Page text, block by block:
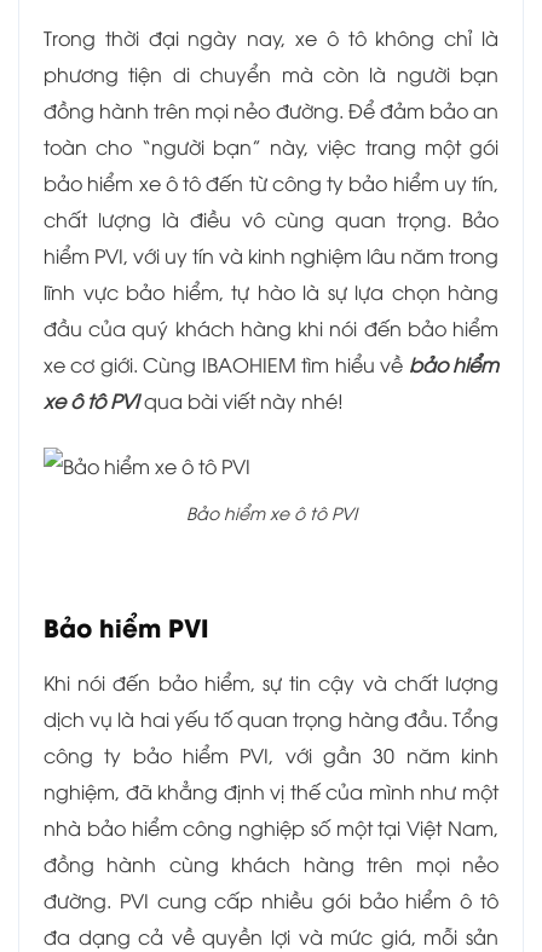
Trong thời đại ngày nay, xe ô tô không chỉ là
phương tiện di chuyển mà còn là người bạn
đồng hành trên mọi nẻo đường. Để đảm bảo an
toàn cho “người bạn” này, việc trang một gói
bảo hiểm xe ô tô đến từ công ty bảo hiểm uy tín,
chất lượng là điều vô cùng quan trọng. Bảo
hiểm PVI, với uy tín và kinh nghiệm lâu năm trong
lĩnh vực bảo hiểm, tự hào là sự lựa chọn hàng
đầu của quý khách hàng khi nói đến bảo hiểm
xe cơ giới. Cùng IBAOHIEM tìm hiểu về bảo hiểm
xe ô tô PVIqua bài viết này nhé!
Bảo hiểm xe ô tô PVI
Bảo hiểm PVI
Khi nói đến bảo hiểm, sự tin cậy và chất lượng
dịch vụ là hai yếu tố quan trọng hàng đầu. Tổng
công ty bảo hiểm PVI, với gần 30 năm kinh
nghiệm, đã khẳng định vị thế của mình như một
nhà bảo hiểm công nghiệp số một tại Việt Nam,
đồng hành cùng khách hàng trên mọi nẻo
đường. PVI cung cấp nhiều gói bảo hiểm ô tô
đa dạng cả về quyền lợi và mức giá, mỗi sản